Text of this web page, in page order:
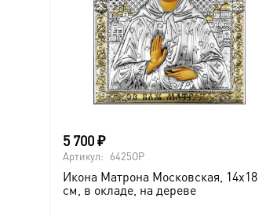
5 700₽
Артикул: 6425OP
Икона Матрона Московская, 14х18
см, в окладе, на дереве